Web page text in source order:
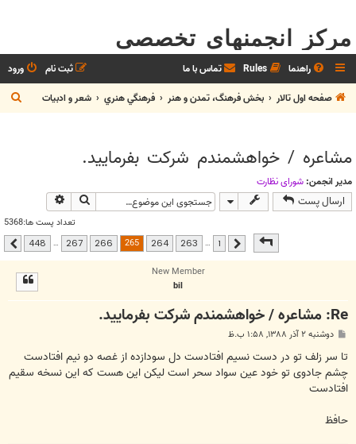
مرکز انجمنهای تخصصی
راهنما Rules تماس با ما ورود
ثبت نام
صفحه اول تالار
بخش فرهنگ، تمدن و هنر فرهنگي هنري شعر و ادبيات
ج
س
مشاعره / خواهشمندم شرکت بفرماييد.
مدیر انجمن: شوراي نظارت
ارسال پست جستجو
تعداد پست ها:5368
448 قبلی …
263
264
265
266
267
…
448 بعدی
New Member
bil
Re: مشاعره / خواهشمندم شرکت بفرماييد.
پ
ت
دوشنبه ۲ آذر ۱۳۸۸, ۱:۵۸ ب.ظ
تا سر زلف تو در دست نسیم افتادست دل سودازده از غصه دو نیم افتادست
چشم جادوی تو خود عین سواد سحر است لیکن این هست که این نسخه سقیم
افتادست
حافظ